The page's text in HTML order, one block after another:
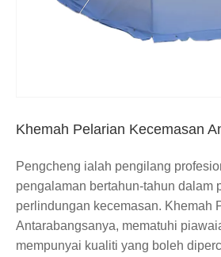
Khemah Pelarian Kecemasan
Pengcheng ialah pengilang
pengalaman bertahun-tahun dalam
perlindungan kecemasan. Khemah
Antarabangsanya, mematuhi
mempunyai kualiti yang boleh